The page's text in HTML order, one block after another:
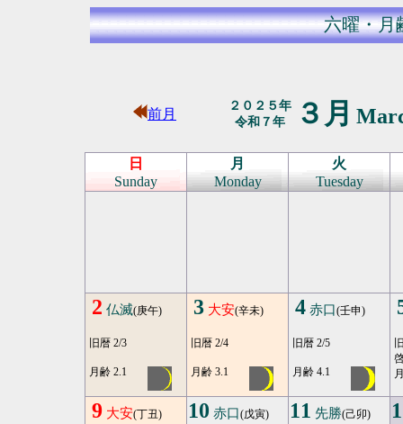
六曜・月
前月
２０２５年
令和７年
３月
日
Sunday
月
Monday
火
Tuesday
2 仏滅(庚午)
旧暦 2/3
月齢 2.1
3 大安(辛未)
旧暦 2/4
月齢 3.1
4 赤口(壬申)
旧暦 2/5
月齢 4.1
9 大安(丁丑) 10 赤口(戊寅) 11 先勝(己卯)